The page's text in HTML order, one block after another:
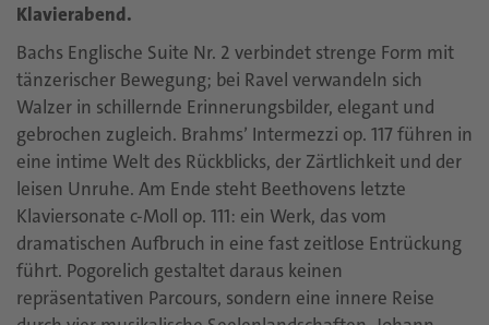
Klavierabend.
Bachs Englische Suite Nr. 2 verbindet strenge Form mit
tänzerischer Bewegung; bei Ravel verwandeln sich
Walzer in schillernde Erinnerungsbilder, elegant und
gebrochen zugleich. Brahms’ Intermezzi op. 117 führen in
eine intime Welt des Rückblicks, der Zärtlichkeit und der
leisen Unruhe. Am Ende steht Beethovens letzte
Klaviersonate c-Moll op. 111: ein Werk, das vom
dramatischen Aufbruch in eine fast zeitlose Entrückung
führt. Pogorelich gestaltet daraus keinen
repräsentativen Parcours, sondern eine innere Reise